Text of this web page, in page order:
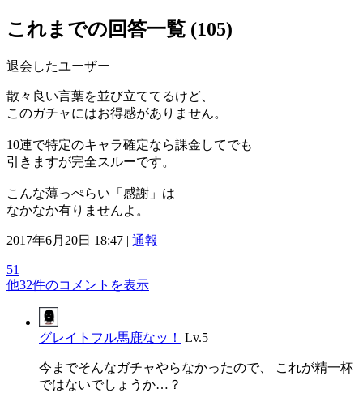
これまでの回答一覧 (105)
退会したユーザー
散々良い言葉を並び立ててるけど、
このガチャにはお得感がありません。
10連で特定のキャラ確定なら課金してでも
引きますが完全スルーです。
こんな薄っぺらい「感謝」は
なかなか有りませんよ。
2017年6月20日 18:47 | 通報
51
他32件のコメントを表示
グレイトフル馬鹿なッ！ Lv.5
今までそんなガチャやらなかったので、 これが精一杯
ではないでしょうか…？